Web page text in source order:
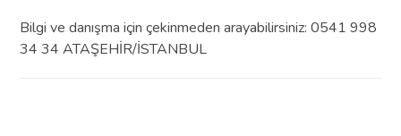
Bilgi ve danışma için çekinmeden arayabilirsiniz: 0541 998
34 34 ATAŞEHİR/İSTANBUL